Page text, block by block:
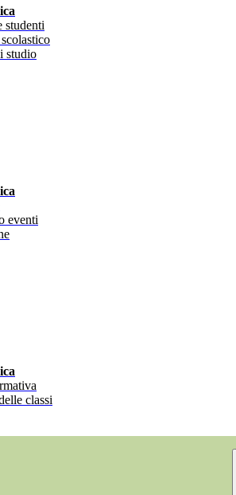
studenti
studio
eventi
classi